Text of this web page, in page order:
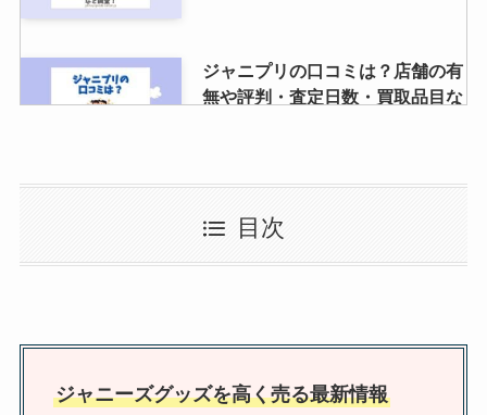
ジャニプリの口コミは？店舗の有
無や評判・査定日数・買取品目な
ー！初期と違った？正式なのはい
つ？
増子敦貴はジャニーズ出身なの？
理由やテニミュ出演も調査
目次
ジャニーズグッズを高く売る最新情報